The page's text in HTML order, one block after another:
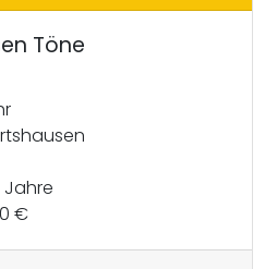
Töne
€